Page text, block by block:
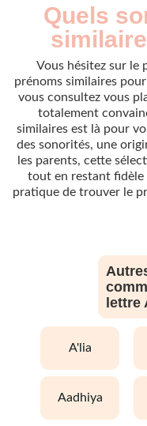
Quels
Vous hésitez sur le
prénoms similaires
vous consultez vous
totalement
similaires est là pour
des sonorités, une
les parents, cette
tout en restant fidèle
pratique de trouver le
lettre
a'lia
aadhiya